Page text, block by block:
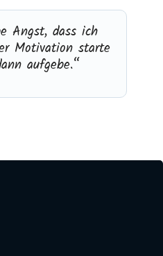
Angst, dass ich
Motivation starte
aufgebe.“